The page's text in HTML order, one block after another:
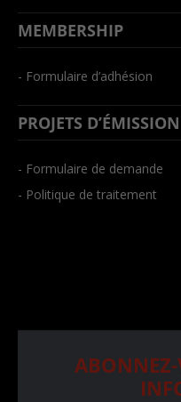
MEMBERSHIP
- Formulaire d’adhésion
PROJETS D’ÉMISSION
- Formulaire de demande
- Politique de traitement